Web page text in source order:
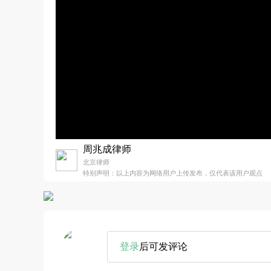
周兆成律师
北京律师
特别声明：以上内容为网络用户上传发布，仅代表该用户观点
登录后可发评论